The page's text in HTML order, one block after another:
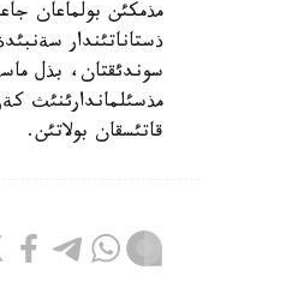
ذستاناتئندار
سوندئقتان، بذل
قاتئسقان بولاتئن.